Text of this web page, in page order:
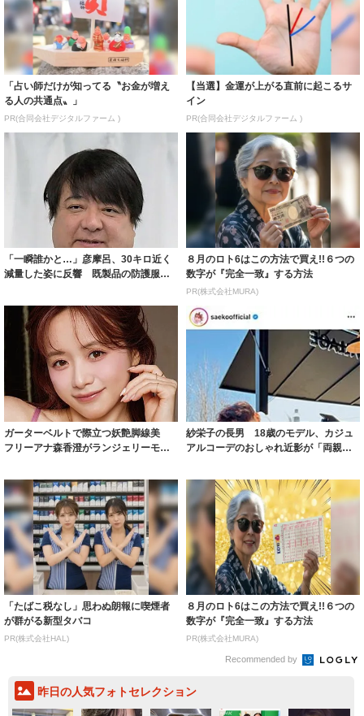
「占い師だけが知ってる〝お金が増え
る人の共通点〟」
PR(合同会社デジタルファーム )
【当選】金運が上がる直前に起こるサ
イン
PR(合同会社デジタルファーム )
「一瞬誰かと…」彦摩呂、30キロ近く
減量した姿に反響 既製品の防護服が
８月のロト6はこの方法で買え!!６つの
数字が『完全一致』する方法
PR(株式会社MURA)
ガーターベルトで際立つ妖艶脚線美
フリーアナ森香澄がランジェリーモデ
紗栄子の長男 18歳のモデル、カジュ
アルコーデのおしゃれ近影が「両親の
「たばこ税なし」思わぬ朗報に喫煙者
が群がる新型タバコ
PR(株式会社HAL)
８月のロト6はこの方法で買え!!６つの
数字が『完全一致』する方法
PR(株式会社MURA)
Recommended by
昨日の人気フォトセレクション